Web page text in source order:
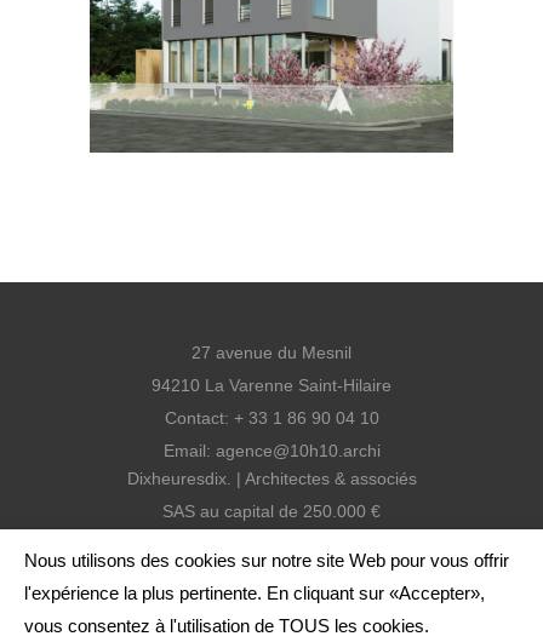
MAISON INDIVIDUELLE
27 avenue du Mesnil
94210 La Varenne Saint-Hilaire
Contact: + 33 1 86 90 04 10
Email: agence@10h10.archi
Dixheuresdix. | Architectes & associés
SAS au capital de 250.000 €
Agence inscrite à l'ordre
Code APE: 7111Z
Nous utilisons des cookies sur notre site Web pour vous offrir
l'expérience la plus pertinente. En cliquant sur «Accepter»,
vous consentez à l'utilisation de TOUS les cookies.